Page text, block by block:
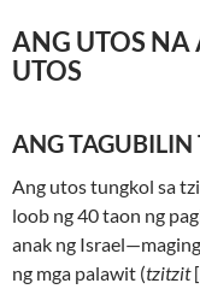
ANG UTOS
UTOS
ANG
Ang utos tungkol sa
loob ng 40 taon ng
anak ng
ng mga palawit (tzitzit[ציצת], na nangangahulugang mga